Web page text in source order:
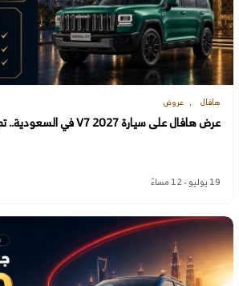
هافال عروض
عرض هافال على سيارة V7 2027 في السعودية.. تمويل بسعر الكاش
19 يوليو - 12 مساءً